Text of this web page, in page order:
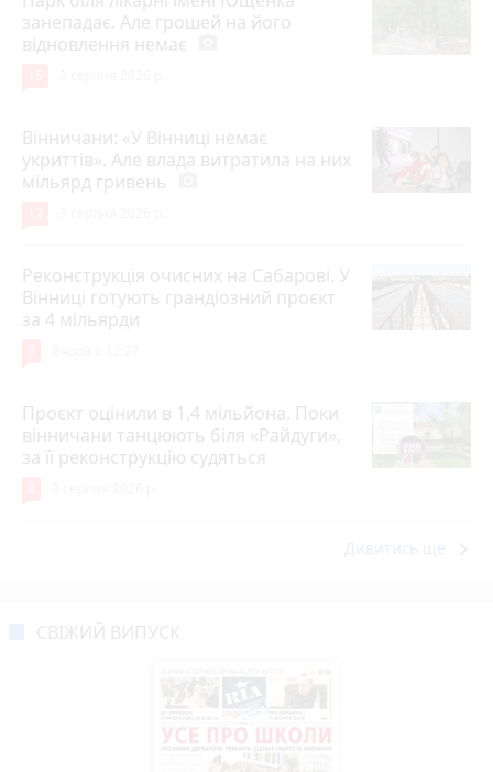
занепадає. Але грошей на його
відновлення немає
Вінничани: «У Вінниці немає
укриттів». Але влада витратила на них
мільярд гривень
Реконструкція очисних на Сабарові. У
Вінниці готують грандіозний проєкт
за 4 мільярди
Проєкт оцінили в 1,4 мільйона. Поки
вінничани танцюють біля «Райдуги»,
за її реконструкцію судяться